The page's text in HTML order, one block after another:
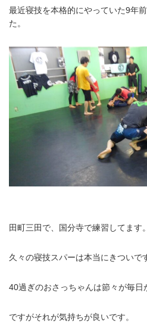
最近寝技を本格的にやっていた9年
た。
田町三田で、国分寺で練習してます。
久々の寝技スパーは本当にきついで
40過ぎのおさっちゃんは節々が毎日
ですがそれが気持ちが良いです。